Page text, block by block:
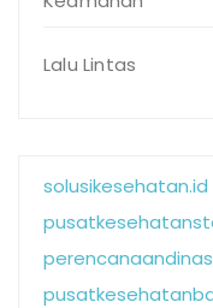
Lalu Lintas
solusikesehatan.id